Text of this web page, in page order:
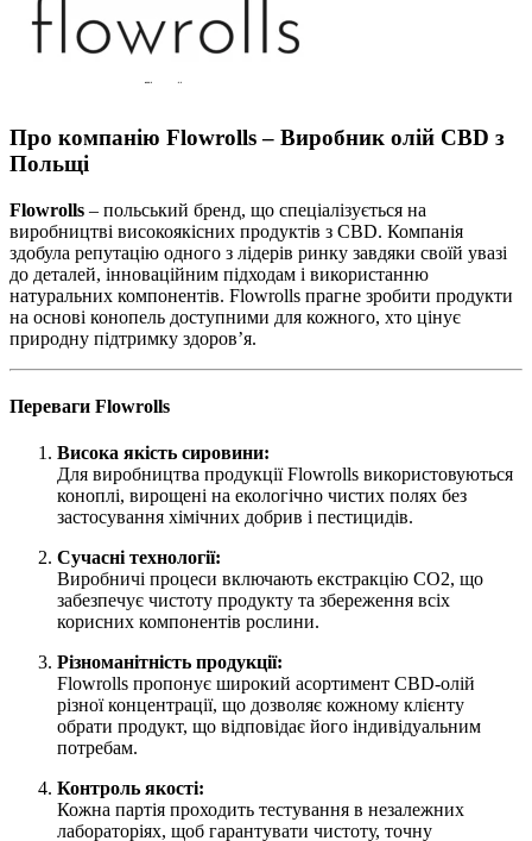
Про компанію Flowrolls – Виробник олій CBD з
Польщі
Flowrolls – польський бренд, що спеціалізується на
виробництві високоякісних продуктів з CBD. Компанія
здобула репутацію одного з лідерів ринку завдяки своїй увазі
до деталей, інноваційним підходам і використанню
натуральних компонентів. Flowrolls прагне зробити продукти
на основі конопель доступними для кожного, хто цінує
природну підтримку здоров’я.
Переваги Flowrolls
Висока якість сировини:
Для виробництва продукції Flowrolls використовуються
коноплі, вирощені на екологічно чистих полях без
застосування хімічних добрив і пестицидів.
Сучасні технології:
Виробничі процеси включають екстракцію CO2, що
забезпечує чистоту продукту та збереження всіх
корисних компонентів рослини.
Різноманітність продукції:
Flowrolls пропонує широкий асортимент CBD-олій
різної концентрації, що дозволяє кожному клієнту
обрати продукт, що відповідає його індивідуальним
потребам.
Контроль якості:
Кожна партія проходить тестування в незалежних
лабораторіях, щоб гарантувати чистоту, точну